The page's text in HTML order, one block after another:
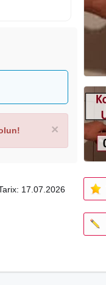
×
17.07.2026